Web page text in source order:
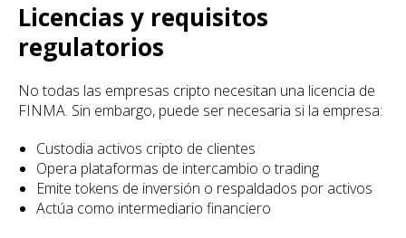
Licencias y requisitos
regulatorios
No todas las empresas cripto necesitan una licencia de
FINMA. Sin embargo, puede ser necesaria si la empresa:
Custodia activos cripto de clientes
Opera plataformas de intercambio o trading
Emite tokens de inversión o respaldados por activos
Actúa como intermediario financiero